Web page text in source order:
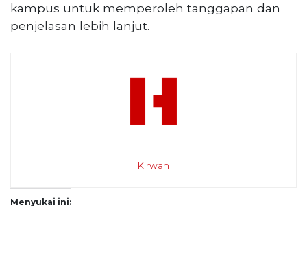
kampus untuk memperoleh tanggapan dan
penjelasan lebih lanjut.
Kirwan
Menyukai ini: